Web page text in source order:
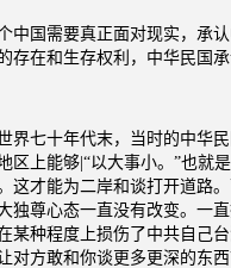
中国需要真正面对现实，承
存在和生存权利，中华民国
界七十年代末，当时的中华
区上能够|“以大事小。”也就
这才能为二岸和谈打开道路
独尊心态一直没有改变。一
某种程度上损伤了中共自己
对方敢和你谈更多更深的东